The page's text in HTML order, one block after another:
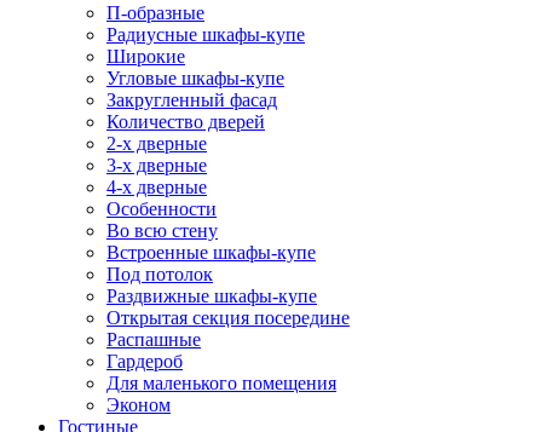
П-образные
Радиусные шкафы-купе
Широкие
Угловые шкафы-купе
Закругленный фасад
Количество дверей
2-х дверные
3-х дверные
4-х дверные
Особенности
Во всю стену
Встроенные шкафы-купе
Под потолок
Раздвижные шкафы-купе
Открытая секция посередине
Распашные
Гардероб
Для маленького помещения
Эконом
Гостиные